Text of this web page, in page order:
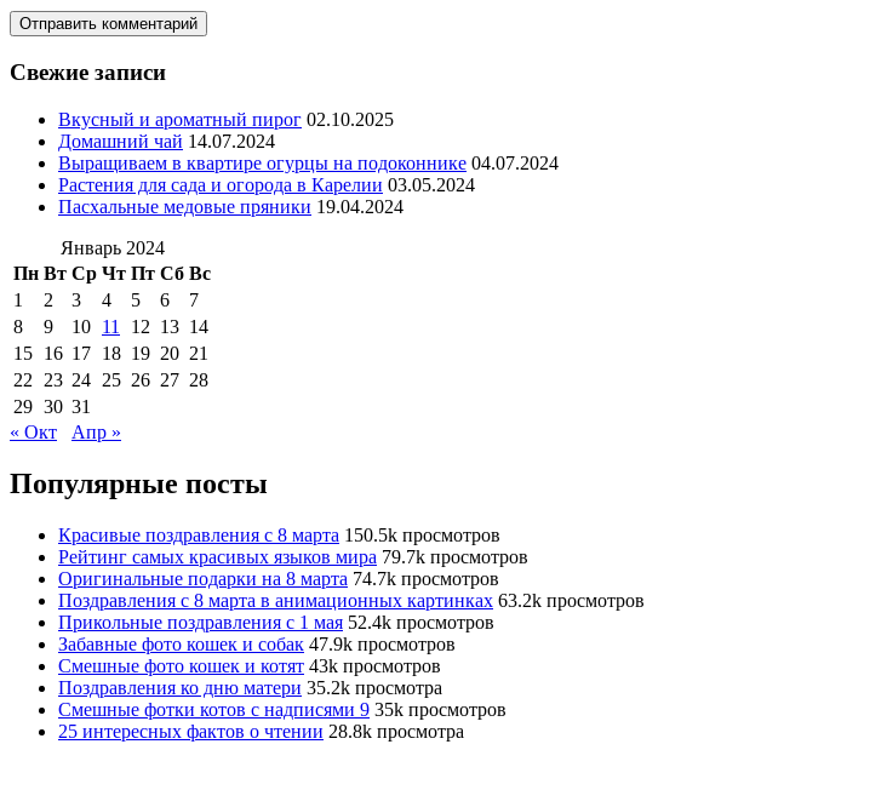
Свежие записи
Вкусный и ароматный пирог 02.10.2025
Домашний чай 14.07.2024
Выращиваем в квартире огурцы на подоконнике 04.07.2024
Растения для сада и огорода в Карелии 03.05.2024
Пасхальные медовые пряники 19.04.2024
Январь 2024
Пн Вт Ср Чт Пт Сб Вс
1
2 3 4 5 6
7
8
9 10 11 12 13 14
15 16 17 18 19 20 21
22
23 24 25 26 27 28
29 30 31
« Окт
Апр »
Популярные посты
Красивые поздравления с 8 марта 150.5k просмотров
Рейтинг самых красивых языков мира 79.7k просмотров
Оригинальные подарки на 8 марта 74.7k просмотров
Поздравления с 8 марта в анимационных картинках 63.2k просмотров
Прикольные поздравления с 1 мая 52.4k просмотров
Забавные фото кошек и собак 47.9k просмотров
Смешные фото кошек и котят 43k просмотров
Поздравления ко дню матери 35.2k просмотра
Смешные фотки котов с надписями 9 35k просмотров
25 интересных фактов о чтении 28.8k просмотра